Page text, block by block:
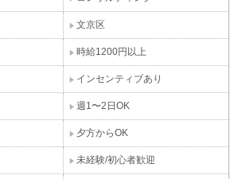
文京区
時給1200円以上
インセンティブあり
週1〜2日OK
夕方からOK
未経験/初心者歓迎